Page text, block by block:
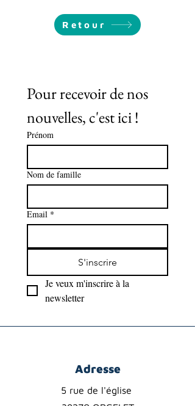
Retour
Pour recevoir de nos
nouvelles, c'est ici !
Prénom
Nom de famille
Email *
S'inscrire
Je veux m'inscrire à la
newsletter
Adresse
5 rue de l'église